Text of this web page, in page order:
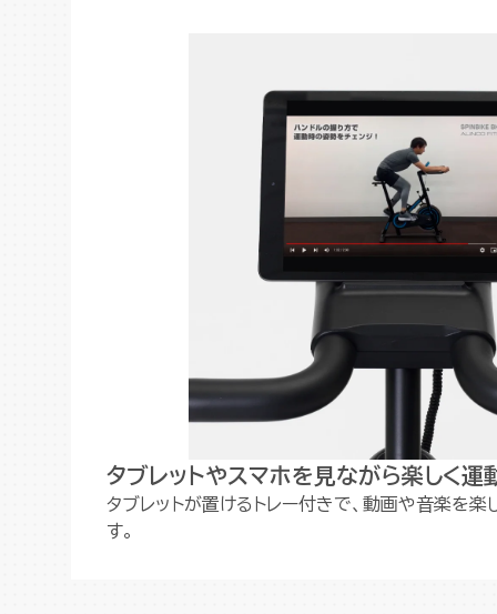
タブレットやスマホを見ながら楽しく運
タブレットが置けるトレー付きで、動画や音楽を
す。